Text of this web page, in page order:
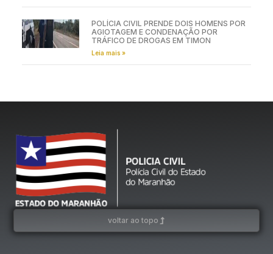
POLÍCIA CIVIL PRENDE DOIS HOMENS POR
AGIOTAGEM E CONDENAÇÃO POR
TRÁFICO DE DROGAS EM TIMON
Leia mais »
voltar ao topo